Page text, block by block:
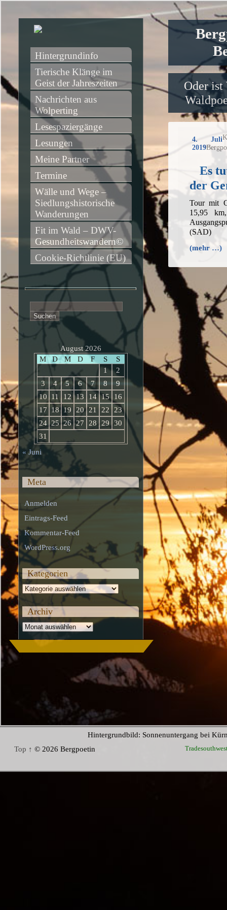
Oder ist
4. Juli
2019
Es
der
Tour mit
15,95
(SAD)
(mehr …)
Hintergrundinfo
Tierische Klänge im
Geist der Jahreszeiten
Nachrichten aus
Wolperting
Lesespaziergänge
Lesungen
Meine Partner
Termine
Wälle und Wege –
Siedlungshistorische
Wanderungen
Fit im Wald – DWV-
Gesundheitswandern©
Cookie-Richtlinie (EU)
nach:
August 2026
M
D M D F S
S
1
2
3
4 5 6 7 8
9
10
11 12 13 14 15
16
17
18 19 20 21 22
23
24 25 26 27 28 29
30
31
« Juni
Meta
Anmelden
Eintrags-Feed
Kommentar-Feed
WordPress.org
Kategorien
Kategorien
Archiv
Archiv
Hintergrundbild: Sonnenuntergang bei
Top ↑ © 2026 Bergpoetin